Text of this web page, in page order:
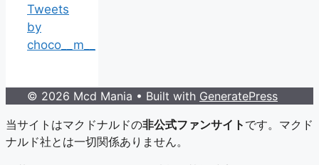
Tweets
by
choco__m__
© 2026 Mcd Mania • Built with GeneratePress
当サイトはマクドナルドの非公式ファンサイト です。マクド
ナルド社とは一切関係ありません。